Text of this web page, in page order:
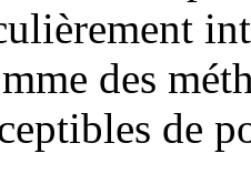
des
de